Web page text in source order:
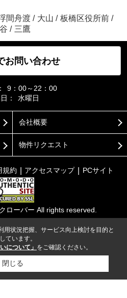
間舟渡 / 大山 / 板橋区役所前 /
/ 三鷹
お問い合わせ
9：00～22：00
：
水曜日
会社概要
物件リクエスト
規約 アクセスマップ PCサイト
ローバー All rights reserved.
用状況把握、サービス向上検討を目的と
ています。
について」 をご確認ください。
閉じる